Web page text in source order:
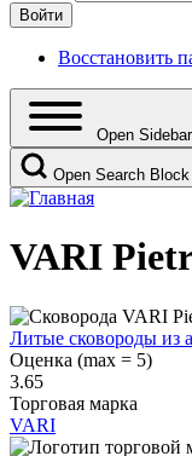
Восстановить
Open
Open Search Block
VARI
Литые сковороды из
Оценка (max = 5)
3.65
Торговая марка
VARI